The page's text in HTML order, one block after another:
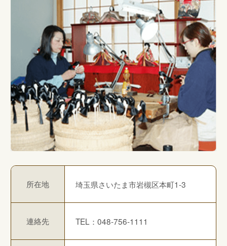
所在地 埼玉県さいたま市岩槻区本町1-3
連絡先 TEL：048-756-1111